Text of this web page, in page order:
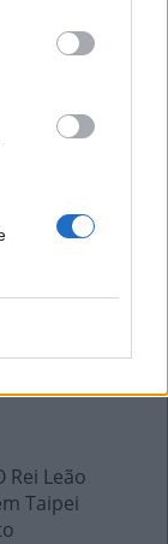
Jersey
chinês
prestados
de arte
Leão
Taipei